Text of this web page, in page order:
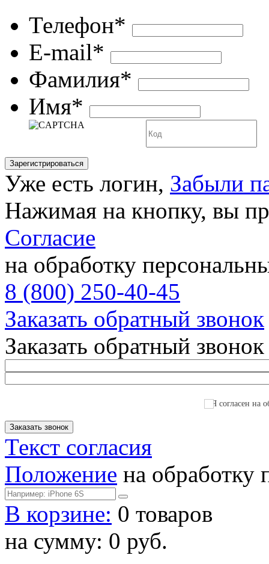
Телефон*
E-mail*
Фамилия*
Имя*
Уже есть логин, Забыли
Нажимая на кнопку, вы
Согласие
на обработку
8 (800) 250-40-45
Заказать обратный звонок
Заказать обратный звонок
Я согласен на
Текст согласия
Положение на обработку
В корзине: 0 товаров
на сумму: 0 руб.